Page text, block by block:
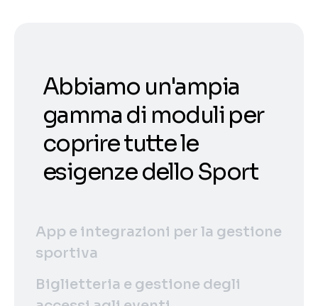
Abbiamo un'ampia
gamma di moduli per
coprire tutte le
esigenze dello Sport
App e integrazioni per la gestione
sportiva
Biglietteria e gestione degli